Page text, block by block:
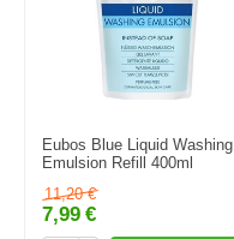
Eubos Blue Liquid Washing
Emulsion Refill 400ml
11,20 €
7,99 €